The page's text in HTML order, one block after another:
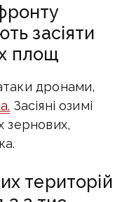
засіяти
площ
дронами,
Засіяні озимі
зернових,
територій